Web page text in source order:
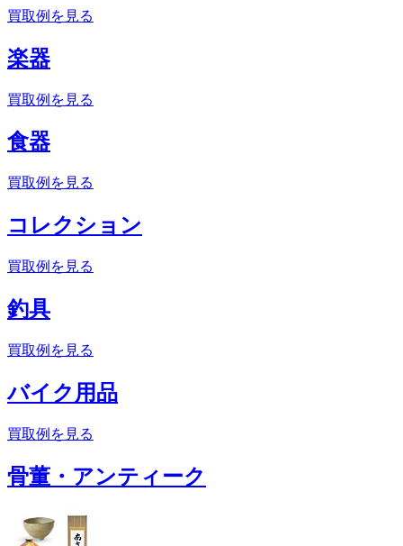
買取例を見る
楽器
買取例を見る
食器
買取例を見る
コレクション
買取例を見る
釣具
買取例を見る
バイク用品
買取例を見る
骨董・アンティーク